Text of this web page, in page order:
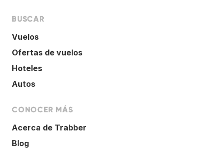
BUSCAR
Vuelos
Ofertas de vuelos
Hoteles
Autos
CONOCER MÁS
Acerca de Trabber
Blog